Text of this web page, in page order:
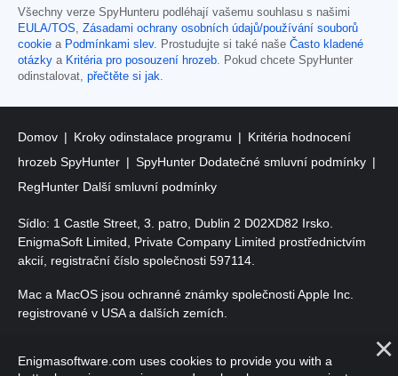
Všechny verze SpyHunteru podléhají vašemu souhlasu s našimi
EULA/TOS, Zásadami ochrany osobních údajů/používání souborů
cookie a Podmínkami slev. Prostudujte si také naše Často kladené
otázky a Kritéria pro posouzení hrozeb. Pokud chcete SpyHunter
odinstalovat, přečtěte si jak.
Domov Kroky odinstalace programu
Kritéria hodnocení
hrozeb SpyHunter
SpyHunter Dodatečné smluvní podmínky
RegHunter Další smluvní podmínky
Sídlo: 1 Castle Street, 3. patro, Dublin 2 D02XD82 Irsko.
EnigmaSoft Limited, Private Company Limited prostřednictvím
akcií, registrační číslo společnosti 597114.
Mac a MacOS jsou ochranné známky společnosti Apple Inc.
registrované v USA a dalších zemích.
vyhrazena.
Enigmasoftware.com uses cookies to provide you with a